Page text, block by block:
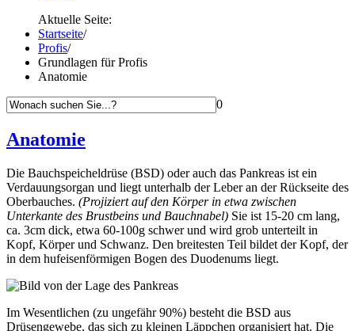
Aktuelle Seite:
Startseite/
Profis/
Grundlagen für Profis
Anatomie
0
Anatomie
Die Bauchspeicheldrüse (BSD) oder auch das Pankreas ist ein
Verdauungsorgan und liegt unterhalb der Leber an der Rückseite des
Oberbauches. (Projiziert auf den Körper in etwa zwischen
Unterkante des Brustbeins und Bauchnabel) Sie ist 15-20 cm lang,
ca. 3cm dick, etwa 60-100g schwer und wird grob unterteilt in
Kopf, Körper und Schwanz. Den breitesten Teil bildet der Kopf, der
in dem hufeisenförmigen Bogen des Duodenums liegt.
Im Wesentlichen (zu ungefähr 90%) besteht die BSD aus
Drüsengewebe, das sich zu kleinen Läppchen organisiert hat. Die